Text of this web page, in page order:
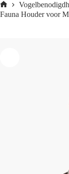
Home
Fauna Houder voor